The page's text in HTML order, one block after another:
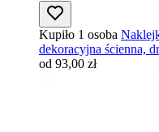
Kupiło 1 osoba
dekoracyjna ścienna,
od 93,00 zł